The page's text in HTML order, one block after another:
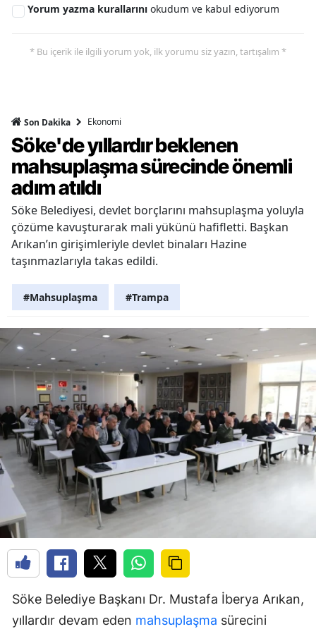
Yorum yazma kurallarını okudum ve kabul ediyorum
* Bu içerik ile ilgili yorum yok, ilk yorumu siz yazın, tartışalım *
Son Dakika Ekonomi
Söke'de yıllardır beklenen
mahsuplaşma sürecinde önemli
adım atıldı
Söke Belediyesi, devlet borçlarını mahsuplaşma yoluyla
çözüme kavuşturarak mali yükünü hafifletti. Başkan
Arıkan’ın girişimleriyle devlet binaları Hazine
taşınmazlarıyla takas edildi.
#Mahsuplaşma #Trampa
Söke Belediye Başkanı Dr. Mustafa İberya Arıkan,
yıllardır devam eden mahsuplaşma sürecini